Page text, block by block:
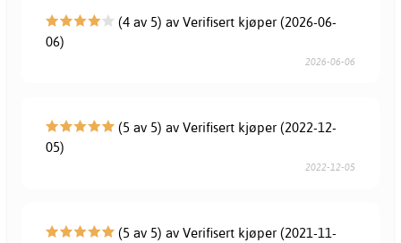
(4 av 5) av Verifisert kjøper (2026-06-
06)
2026-06-06
(5 av 5) av Verifisert kjøper (2022-12-
05)
2022-12-05
(5 av 5) av Verifisert kjøper (2021-11-